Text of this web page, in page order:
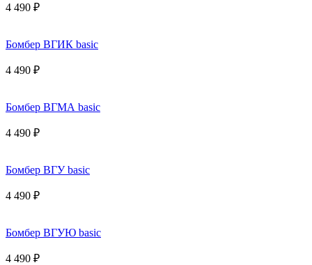
4 490 ₽
Бомбер ВГИК basic
4 490 ₽
Бомбер ВГМА basic
4 490 ₽
Бомбер ВГУ basic
4 490 ₽
Бомбер ВГУЮ basic
4 490 ₽